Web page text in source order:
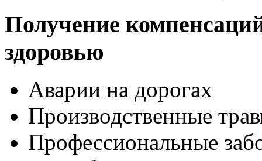
Получение
здоровью
Аварии на дорогах
Производственные
Профессиональные